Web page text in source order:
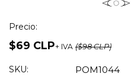
Precio:
$69 CLP+ IVA ($98 CLP)
SKU: POM1044